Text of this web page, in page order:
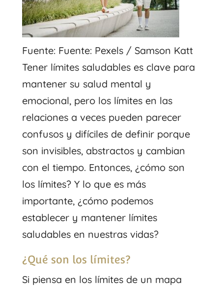
Fuente: Fuente: Pexels / Samson Katt
Tener límites saludables es clave para
mantener su salud mental y
emocional, pero los límites en las
relaciones a veces pueden parecer
confusos y difíciles de definir porque
son invisibles, abstractos y cambian
con el tiempo. Entonces, ¿cómo son
los límites? Y lo que es más
importante, ¿cómo podemos
establecer y mantener límites
saludables en nuestras vidas?
¿Qué son los límites?
Si piensa en los límites de un mapa